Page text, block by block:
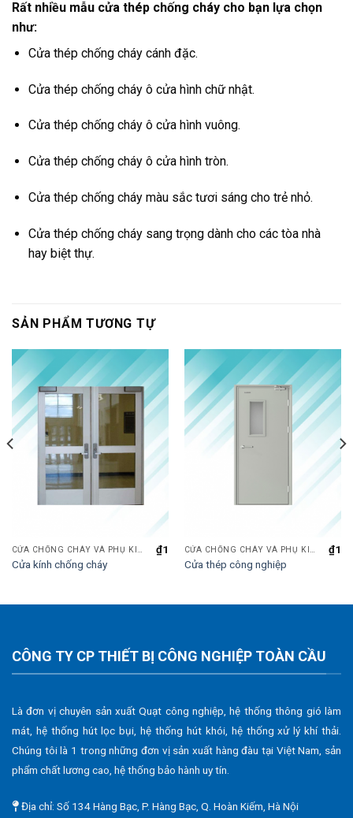
Rất nhiều mẫu cửa thép chống cháy cho bạn lựa chọn
như:
Cửa thép chống cháy cánh đặc.
Cửa thép chống cháy ô cửa hình chữ nhật.
Cửa thép chống cháy ô cửa hình vuông.
Cửa thép chống cháy ô cửa hình tròn.
Cửa thép chống cháy màu sắc tươi sáng cho trẻ nhỏ.
Cửa thép chống cháy sang trọng dành cho các tòa nhà
hay biệt thự.
SẢN PHẨM TƯƠNG TỰ
CỬA CHỐNG CHÁY VÀ PHỤ KIỆN
Cửa kính chống cháy
₫1 CỬA CHỐNG CHÁY VÀ PHỤ KIỆN
Cửa thép công nghiệp
₫1
CÔNG TY CP THIẾT BỊ CÔNG NGHIỆP TOÀN CẦU
Là đơn vị chuyên sản xuất Quạt công nghiệp, hệ thống thông gió làm
mát, hệ thống hút lọc bụi, hệ thống hút khói, hệ thống xử lý khí thải.
Chúng tôi là 1 trong những đơn vị sản xuất hàng đàu tại Việt Nam, sản
phẩm chất lương cao, hệ thống bảo hành uy tín.
Địa chỉ: Số 134 Hàng Bạc, P. Hàng Bạc, Q. Hoàn Kiếm, Hà Nội